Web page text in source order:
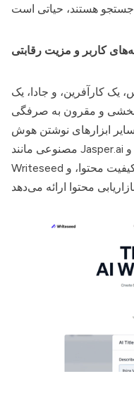
کاربر و مزیت رقابتی
یک کارآفرین، و جادا، یک
ابزارهای نوشتن هوش
Writeseed